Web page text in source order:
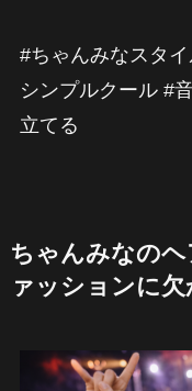
#ちゃんみなスタ
シンプルクール #
立てる
ちゃんみなの
ァッションに